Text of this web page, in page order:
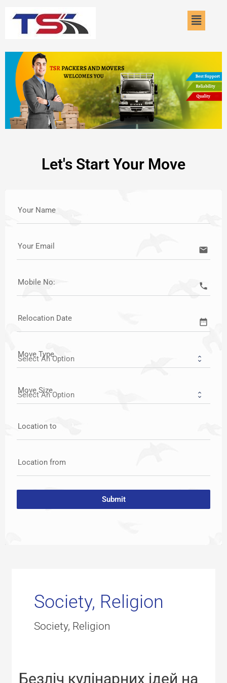
Menu
Let's Start Your Move
Your Name
Your Email email
Mobile No: call
Relocation Date date_range
Move Type
Move Size
Location to
Location from
Submit
Society, Religion
Society, Religion
Безліч кулінарних ідей на
Безліч